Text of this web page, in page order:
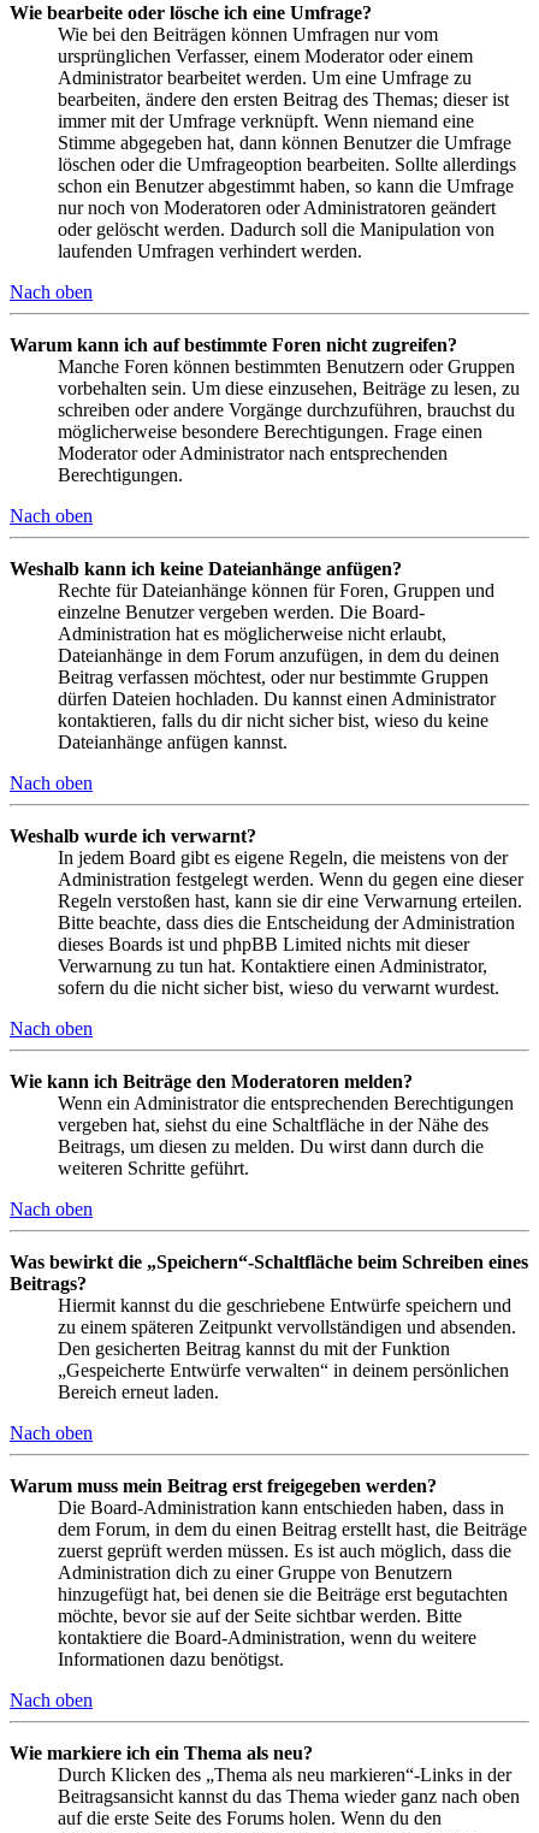
Wie bearbeite oder lösche ich eine Umfrage?
Wie bei den Beiträgen können Umfragen nur vom
ursprünglichen Verfasser, einem Moderator oder einem
Administrator bearbeitet werden. Um eine Umfrage zu
bearbeiten, ändere den ersten Beitrag des Themas; dieser ist
immer mit der Umfrage verknüpft. Wenn niemand eine
Stimme abgegeben hat, dann können Benutzer die Umfrage
löschen oder die Umfrageoption bearbeiten. Sollte allerdings
schon ein Benutzer abgestimmt haben, so kann die Umfrage
nur noch von Moderatoren oder Administratoren geändert
oder gelöscht werden. Dadurch soll die Manipulation von
laufenden Umfragen verhindert werden.
Nach oben
Warum kann ich auf bestimmte Foren nicht zugreifen?
Manche Foren können bestimmten Benutzern oder Gruppen
vorbehalten sein. Um diese einzusehen, Beiträge zu lesen, zu
schreiben oder andere Vorgänge durchzuführen, brauchst du
möglicherweise besondere Berechtigungen. Frage einen
Moderator oder Administrator nach entsprechenden
Berechtigungen.
Nach oben
Weshalb kann ich keine Dateianhänge anfügen?
Rechte für Dateianhänge können für Foren, Gruppen und
einzelne Benutzer vergeben werden. Die Board-
Administration hat es möglicherweise nicht erlaubt,
Dateianhänge in dem Forum anzufügen, in dem du deinen
Beitrag verfassen möchtest, oder nur bestimmte Gruppen
dürfen Dateien hochladen. Du kannst einen Administrator
kontaktieren, falls du dir nicht sicher bist, wieso du keine
Dateianhänge anfügen kannst.
Nach oben
Weshalb wurde ich verwarnt?
In jedem Board gibt es eigene Regeln, die meistens von der
Administration festgelegt werden. Wenn du gegen eine dieser
Regeln verstoßen hast, kann sie dir eine Verwarnung erteilen.
Bitte beachte, dass dies die Entscheidung der Administration
dieses Boards ist und phpBB Limited nichts mit dieser
Verwarnung zu tun hat. Kontaktiere einen Administrator,
sofern du die nicht sicher bist, wieso du verwarnt wurdest.
Nach oben
Wie kann ich Beiträge den Moderatoren melden?
Wenn ein Administrator die entsprechenden Berechtigungen
vergeben hat, siehst du eine Schaltfläche in der Nähe des
Beitrags, um diesen zu melden. Du wirst dann durch die
weiteren Schritte geführt.
Nach oben
Was bewirkt die „Speichern“-Schaltfläche beim Schreiben eines
Beitrags?
Hiermit kannst du die geschriebene Entwürfe speichern und
zu einem späteren Zeitpunkt vervollständigen und absenden.
Den gesicherten Beitrag kannst du mit der Funktion
„Gespeicherte Entwürfe verwalten“ in deinem persönlichen
Bereich erneut laden.
Nach oben
Warum muss mein Beitrag erst freigegeben werden?
Die Board-Administration kann entschieden haben, dass in
dem Forum, in dem du einen Beitrag erstellt hast, die Beiträge
zuerst geprüft werden müssen. Es ist auch möglich, dass die
Administration dich zu einer Gruppe von Benutzern
hinzugefügt hat, bei denen sie die Beiträge erst begutachten
möchte, bevor sie auf der Seite sichtbar werden. Bitte
kontaktiere die Board-Administration, wenn du weitere
Informationen dazu benötigst.
Nach oben
Wie markiere ich ein Thema als neu?
Durch Klicken des „Thema als neu markieren“-Links in der
Beitragsansicht kannst du das Thema wieder ganz nach oben
auf die erste Seite des Forums holen. Wenn du den